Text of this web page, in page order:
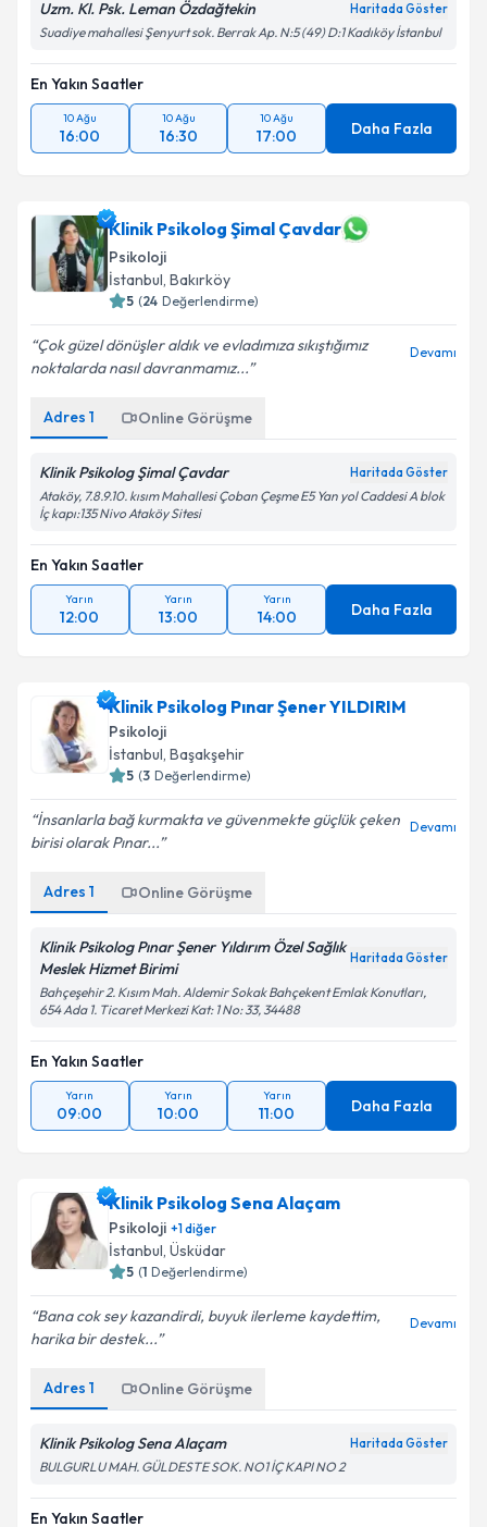
Uzm. Kl. Psk. Leman Özdağtekin Haritada Göster
Suadiye mahallesi Şenyurt sok. Berrak Ap. N:5 (49) D:1 Kadıköy İstanbul
En Yakın Saatler
10 Ağu
16:00
10 Ağu
16:30
10 Ağu
17:00 Daha Fazla
Klinik Psikolog Şimal Çavdar
Psikoloji
İstanbul, Bakırköy
5 (24 Değerlendirme)
Çok güzel dönüşler aldık ve evladımıza sıkıştığımız
noktalarda nasıl davranmamız...
Devamı
Adres 1 Online Görüşme
Klinik Psikolog Şimal Çavdar Haritada Göster
Ataköy, 7.8.9.10. kısım Mahallesi Çoban Çeşme E5 Yan yol Caddesi A blok
İç kapı:135 Nivo Ataköy Sitesi
En Yakın Saatler
Yarın
12:00
Yarın
13:00
Yarın
14:00 Daha Fazla
Klinik Psikolog Pınar Şener YILDIRIM
Psikoloji
İstanbul, Başakşehir
5 (3 Değerlendirme)
İnsanlarla bağ kurmakta ve güvenmekte güçlük çeken
birisi olarak Pınar...
Devamı
Adres 1 Online Görüşme
Klinik Psikolog Pınar Şener Yıldırım Özel Sağlık
Meslek Hizmet Birimi
Haritada Göster
Bahçeşehir 2. Kısım Mah. Aldemir Sokak Bahçekent Emlak Konutları,
654 Ada 1. Ticaret Merkezi Kat: 1 No: 33, 34488
En Yakın Saatler
Yarın
09:00
Yarın
10:00
Yarın
11:00 Daha Fazla
Klinik Psikolog Sena Alaçam
Psikoloji +1diğer
İstanbul, Üsküdar
5 (1 Değerlendirme)
Bana cok sey kazandirdi, buyuk ilerleme kaydettim,
harika bir destek...
Devamı
Adres 1 Online Görüşme
Klinik Psikolog Sena Alaçam Haritada Göster
BULGURLU MAH. GÜLDESTE SOK. NO1 İÇ KAPI NO 2
En Yakın Saatler